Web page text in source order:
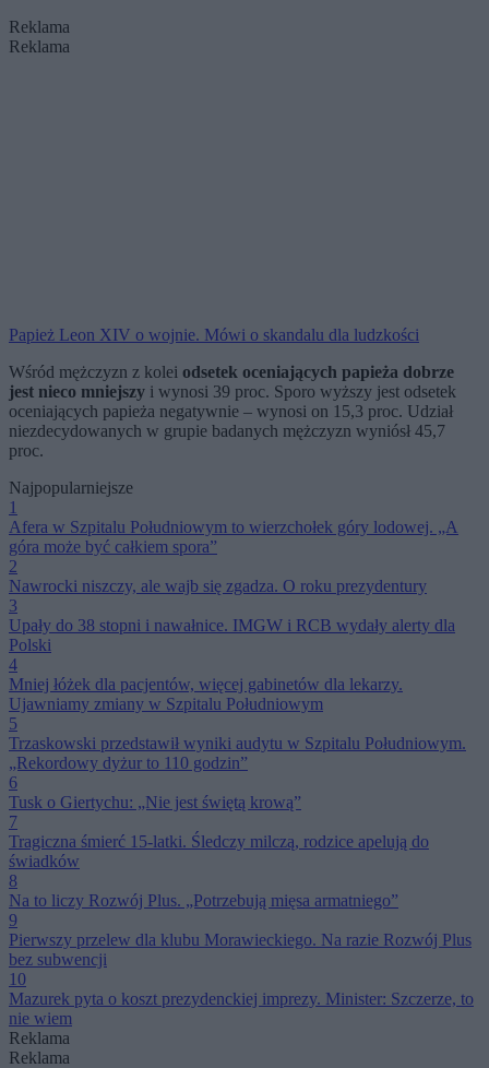
Reklama
Reklama
Papież Leon XIV o wojnie. Mówi o skandalu dla ludzkości
Wśród mężczyzn z kolei odsetek oceniających papieża dobrze
jest nieco mniejszy i wynosi 39 proc. Sporo wyższy jest odsetek
oceniających papieża negatywnie – wynosi on 15,3 proc. Udział
niezdecydowanych w grupie badanych mężczyzn wyniósł 45,7
proc.
Najpopularniejsze
1
Afera w Szpitalu Południowym to wierzchołek góry lodowej. „A
góra może być całkiem spora”
2
Nawrocki niszczy, ale wajb się zgadza. O roku prezydentury
3
Upały do 38 stopni i nawałnice. IMGW i RCB wydały alerty dla
Polski
4
Mniej łóżek dla pacjentów, więcej gabinetów dla lekarzy.
Ujawniamy zmiany w Szpitalu Południowym
5
Trzaskowski przedstawił wyniki audytu w Szpitalu Południowym.
„Rekordowy dyżur to 110 godzin”
6
Tusk o Giertychu: „Nie jest świętą krową”
7
Tragiczna śmierć 15-latki. Śledczy milczą, rodzice apelują do
świadków
8
Na to liczy Rozwój Plus. „Potrzebują mięsa armatniego”
9
Pierwszy przelew dla klubu Morawieckiego. Na razie Rozwój Plus
bez subwencji
10
Mazurek pyta o koszt prezydenckiej imprezy. Minister: Szczerze, to
nie wiem
Reklama
Reklama